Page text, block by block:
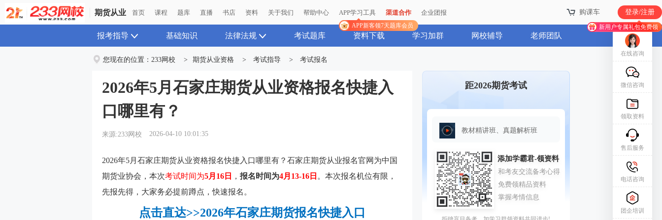
期货从业 首页 课程 题库 直播 书店 资料 关于我们 帮助中心 APP学习工具
APP新客领7天题库会员
渠道合作 企业团报 购课车 登录/注册
新用户专属礼包免费领
报考指导 基础知识 法律法规 考试题库 资料下载 学习加群 网校辅导 老师团队
您现在的位置： 233网校 > 期货从业资格 > 考试指导 > 考试报名
2026年5月石家庄期货从业资格报名快捷入
口哪里有？
来源:233网校 2026-04-10 10:01:35
2026年5月石家庄期货从业资格报名快捷入口哪里有？石家庄期货从业报名官网为中国
期货业协会 ，本次考试时间为5月16日 ， 报名时间为4月13-16日 。本次报名机位有限，
先报先得，大家务必提前蹲点，快速报名。
点击直达>>2026年石家庄期货报名快捷入口
距2026期货考试
教材精讲班、真题解析班
在线咨询
微信咨询
领取资料
售后服务
电话咨询
团企培训